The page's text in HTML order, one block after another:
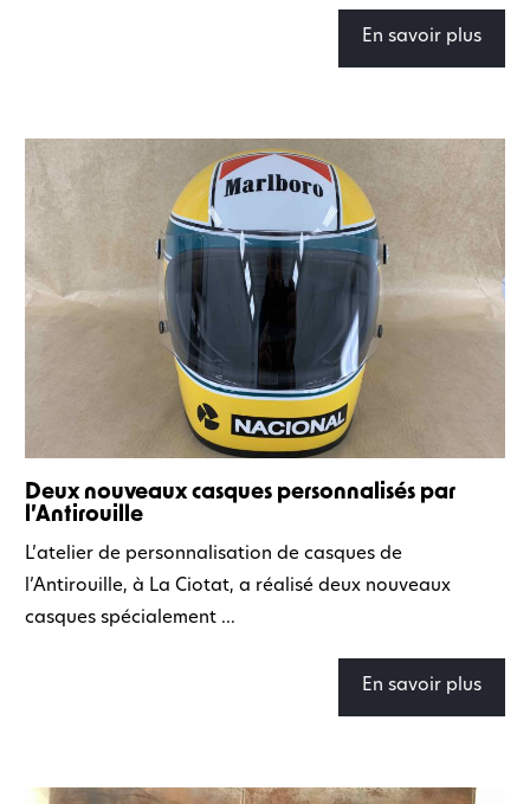
En savoir plus
Deux nouveaux casques personnalisés par
l’Antirouille
L’atelier de personnalisation de casques de
l’Antirouille, à La Ciotat, a réalisé deux nouveaux
casques spécialement ...
En savoir plus